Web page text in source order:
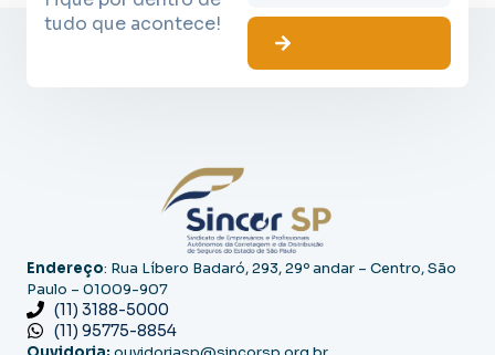
tudo que acontece!
Endereço: Rua Líbero Badaró, 293, 29º andar – Centro, São
Paulo – 01009-907
(11) 3188-5000
(11) 95775-8854